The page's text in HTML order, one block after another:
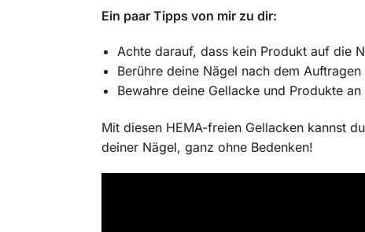
Ein paar Tipps von mir zu dir:
Achte darauf, dass kein Produkt auf die
Berühre deine Nägel nach dem
Bewahre deine Gellacke und Produkte
Mit diesen HEMA-freien Gellacken kannst
deiner Nägel, ganz ohne Bedenken!